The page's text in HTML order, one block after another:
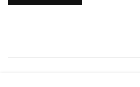
Holiste.lt © Copyright 2025 -